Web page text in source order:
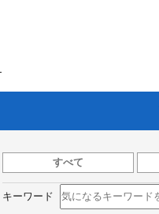
すべて
キーワード